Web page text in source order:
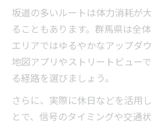
坂道の多いルートは体力消耗が
ることもあります。群馬県は全
エリアではゆるやかなアップダ
地図アプリやストリートビュー
る経路を選びましょう。
さらに、実際に休日などを活用
とで、信号のタイミングや交通